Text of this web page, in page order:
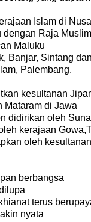
Islam di
dengan Raja
Maluku
Banjar, Sintang
Palembang.
kesultanan
Mataram di Jawa
didirikan oleh
kerajaan
oleh
berbangsa
terus
nyata